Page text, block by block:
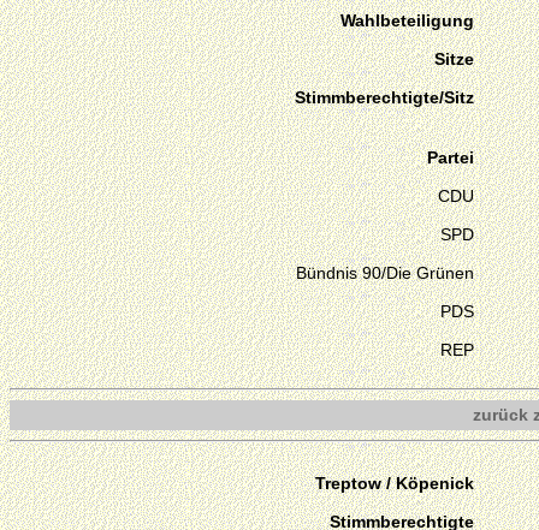
Wahlbeteiligung
Sitze
Stimmberechtigte/Sitz
Partei
CDU
SPD
Bündnis 90/Die Grünen
PDS
REP
zurück
Treptow / Köpenick
Stimmberechtigte